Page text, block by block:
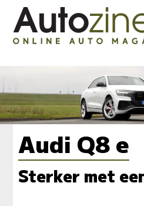
Audi Q8 e
Sterker met